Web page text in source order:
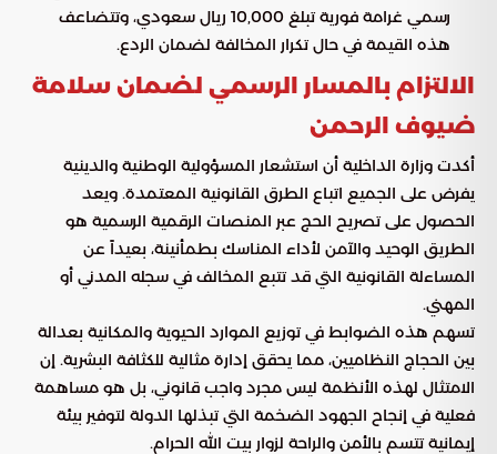
رسمي غرامة فورية تبلغ 10,000 ريال سعودي، وتتضاعف
هذه القيمة في حال تكرار المخالفة لضمان الردع.
الالتزام بالمسار الرسمي لضمان سلامة
ضيوف الرحمن
أكدت وزارة الداخلية أن استشعار المسؤولية الوطنية والدينية
يفرض على الجميع اتباع الطرق القانونية المعتمدة. ويعد
الحصول على تصريح الحج عبر المنصات الرقمية الرسمية هو
الطريق الوحيد والآمن لأداء المناسك بطمأنينة، بعيداً عن
المساءلة القانونية التي قد تتبع المخالف في سجله المدني أو
المهني.
تسهم هذه الضوابط في توزيع الموارد الحيوية والمكانية بعدالة
بين الحجاج النظاميين، مما يحقق إدارة مثالية للكثافة البشرية. إن
الامتثال لهذه الأنظمة ليس مجرد واجب قانوني، بل هو مساهمة
فعلية في إنجاح الجهود الضخمة التي تبذلها الدولة لتوفير بيئة
إيمانية تتسم بالأمن والراحة لزوار بيت الله الحرام.